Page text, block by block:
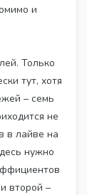
и
Только
тут, хотя
– семь
не
в лайве на
нужно
второй –